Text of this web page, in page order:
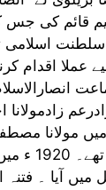
قائم کی جس
اسلامی
عملا اقدام
زادمولانا
مولانا
کے خاص
آیا ۔ فتنہ